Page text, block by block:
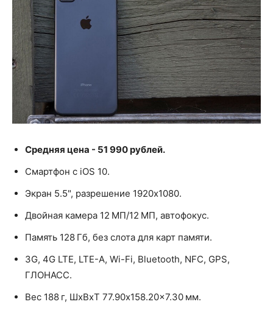
Средняя цена - 51 990 рублей.
Смартфон с iOS 10.
Экран 5.5", разрешение 1920x1080.
Двойная камера 12 МП/12 МП, автофокус.
Память 128 Гб, без слота для карт памяти.
3G, 4G LTE, LTE-A, Wi-Fi, Bluetooth, NFC, GPS,
ГЛОНАСС.
Вес 188 г, ШxВxТ 77.90x158.20x7.30 мм.